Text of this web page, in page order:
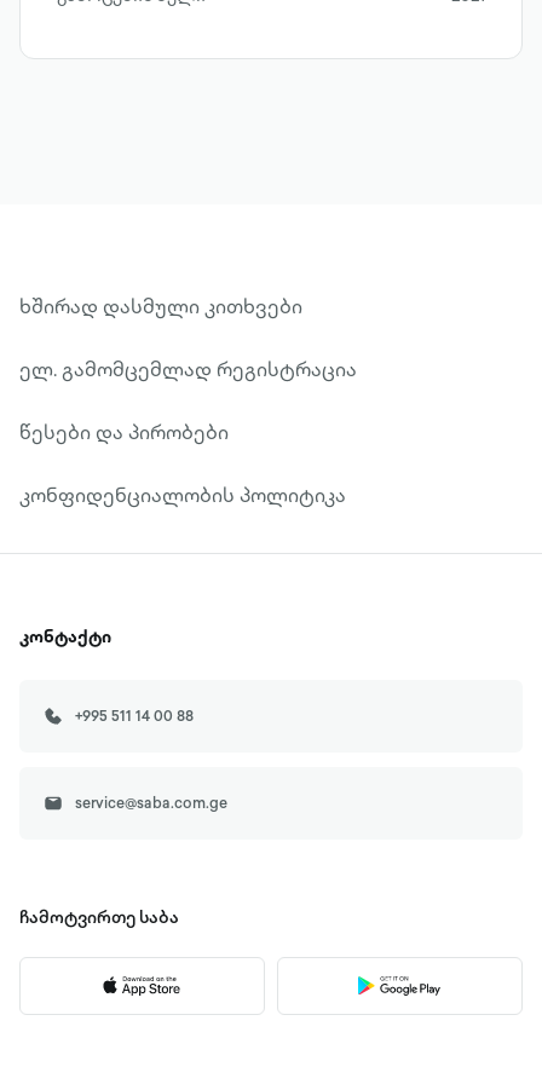
ბუნებას, მათ შორის კავშირს და ცოცხალი
ხშირად დასმული კითხვები
ელ. გამომცემლად რეგისტრაცია
წესები და პირობები
კონფიდენციალობის პოლიტიკა
კონტაქტი
+995 511 14 00 88
service@saba.com.ge
ჩამოტვირთე საბა